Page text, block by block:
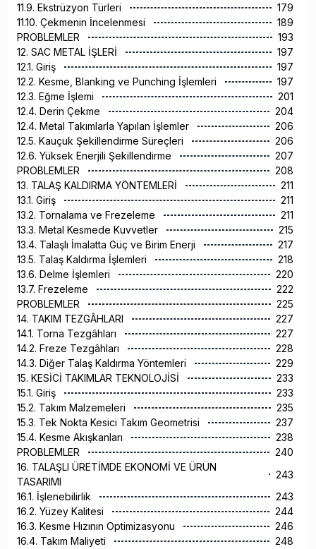
11.9. Ekstrüzyon Türleri
179
11.10. Çekmenin İncelenmesi
189
PROBLEMLER
193
12. SAC METAL İŞLERİ
197
12.1. Giriş
197
12.2. Kesme, Blanking ve Punching İşlemleri
197
12.3. Eğme İşlemi
201
12.4. Derin Çekme
204
12.4. Metal Takımlarla Yapılan İşlemler
206
12.5. Kauçuk Şekillendirme Süreçleri
206
12.6. Yüksek Enerjili Şekillendirme
207
PROBLEMLER
208
13. TALAŞ KALDIRMA YÖNTEMLERİ
211
13.1. Giriş
211
13.2. Tornalama ve Frezeleme
211
13.3. Metal Kesmede Kuvvetler
215
13.4. Talaşlı İmalatta Güç ve Birim Enerji
217
13.5. Talaş Kaldırma İşlemleri
218
13.6. Delme İşlemleri
220
13.7. Frezeleme
222
PROBLEMLER
225
14. TAKIM TEZGÂHLARI
227
14.1. Torna Tezgâhları
227
14.2. Freze Tezgâhları
228
14.3. Diğer Talaş Kaldırma Yöntemleri
229
15. KESİCİ TAKIMLAR TEKNOLOJİSİ
233
15.1. Giriş
233
15.2. Takım Malzemeleri
235
15.3. Tek Nokta Kesici Takım Geometrisi
237
15.4. Kesme Akışkanları
238
PROBLEMLER
240
16. TALAŞLI ÜRETİMDE EKONOMİ VE ÜRÜN
TASARIMI
243
16.1. İşlenebilirlik
243
16.2. Yüzey Kalitesi
244
16.3. Kesme Hızının Optimizasyonu
246
16.4. Takım Maliyeti
248